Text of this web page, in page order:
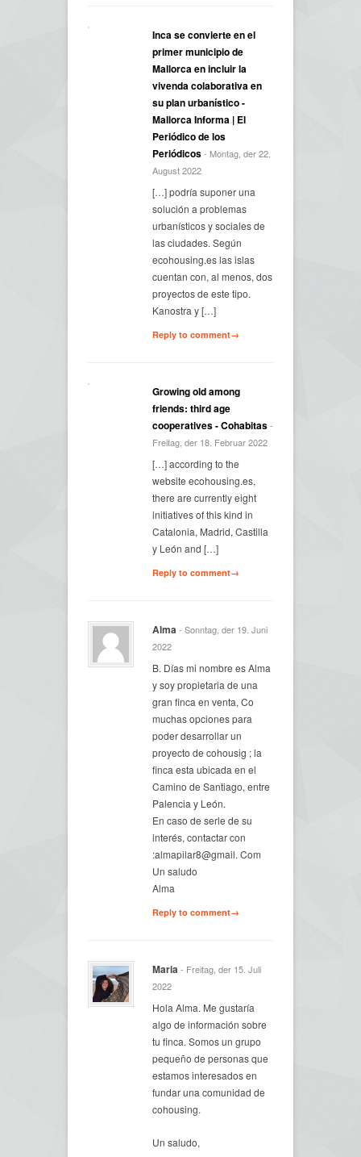
Inca se convierte en el
primer municipio de
Mallorca en incluir la
vivenda colaborativa en
su plan urbanístico -
Mallorca Informa | El
Periódico de los
Periódicos- Montag, der 22.
August 2022
[…] podría suponer una
solución a problemas
urbanísticos y sociales de
las ciudades. Según
ecohousing.es las islas
cuentan con, al menos, dos
proyectos de este tipo.
Kanostra y […]
Reply to comment→
Growing old among
friends: third age
cooperatives - Cohabitas-
Freitag, der 18. Februar 2022
[…] according to the
website ecohousing.es,
there are currently eight
initiatives of this kind in
Catalonia, Madrid, Castilla
y León and […]
Reply to comment→
Alma- Sonntag, der 19. Juni
2022
B. Días mi nombre es Alma
y soy propietaria de una
gran finca en venta, Co
muchas opciones para
poder desarrollar un
proyecto de cohousig ; la
finca esta ubicada en el
Camino de Santiago, entre
Palencia y León.
En caso de serle de su
interés, contactar con
:almapilar8@gmail. Com
Un saludo
Alma
Reply to comment→
Maria- Freitag, der 15. Juli
2022
Hola Alma. Me gustaría
algo de información sobre
tu finca. Somos un grupo
pequeño de personas que
estamos interesados en
fundar una comunidad de
cohousing.
Un saludo,